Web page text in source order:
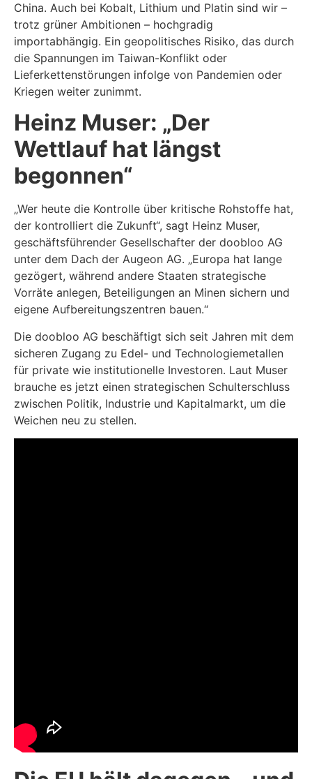
China. Auch bei Kobalt, Lithium und Platin sind wir –
trotz grüner Ambitionen – hochgradig
importabhängig. Ein geopolitisches Risiko, das durch
die Spannungen im Taiwan-Konflikt oder
Lieferkettenstörungen infolge von Pandemien oder
Kriegen weiter zunimmt.
Heinz Muser: „Der
Wettlauf hat längst
begonnen“
„Wer heute die Kontrolle über kritische Rohstoffe hat,
der kontrolliert die Zukunft“, sagt Heinz Muser,
geschäftsführender Gesellschafter der doobloo AG
unter dem Dach der Augeon AG. „Europa hat lange
gezögert, während andere Staaten strategische
Vorräte anlegen, Beteiligungen an Minen sichern und
eigene Aufbereitungszentren bauen.“
Die doobloo AG beschäftigt sich seit Jahren mit dem
sicheren Zugang zu Edel- und Technologiemetallen
für private wie institutionelle Investoren. Laut Muser
brauche es jetzt einen strategischen Schulterschluss
zwischen Politik, Industrie und Kapitalmarkt, um die
Weichen neu zu stellen.